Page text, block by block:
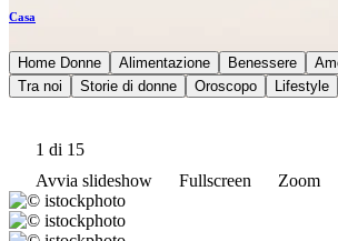
Casa
Home Donne Alimentazione Benessere
Tra noi
Storie di donne Oroscopo Lifestyle
1 di 15
Avvia slideshow
Fullscreen Zoom